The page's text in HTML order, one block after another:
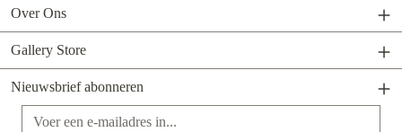
Over Ons
Gallery Store
Nieuwsbrief abonneren
E-mailadres*